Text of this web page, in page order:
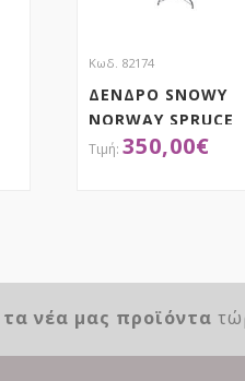
Κωδ. 82174
ΔΕΝΔΡΟ SNOWY
NORWAY SPRUCE
210EK350,00€
νέα μας προϊόντα